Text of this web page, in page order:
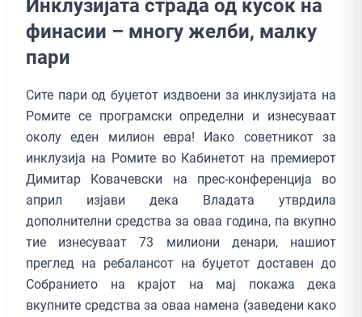
Инклузијата страда од кусок на
финасии – многу желби, малку
пари
Сите пари од буџетот издвоени за инклузијата на
Ромите се програмски определни и изнесуваат
околу еден милион евра! Иако советникот за
инклузија на Ромите во Кабинетот на премиерот
Димитар Ковачевски на прес-конференција во
април изјави дека Владата утврдила
дополнителни средства за оваа година, па вкупно
тие изнесуваат 73 милиони денари, нашиот
преглед на ребалансот на буџетот доставен до
Собранието на крајот на мај покажа дека
вкупните средства за оваа намена (заведени како